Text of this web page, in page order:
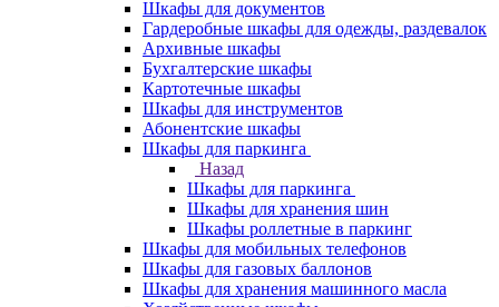
Шкафы для документов
Гардеробные шкафы для одежды, раздевалок
Архивные шкафы
Бухгалтерские шкафы
Картотечные шкафы
Шкафы для инструментов
Абонентские шкафы
Шкафы для паркинга
Назад
Шкафы для паркинга
Шкафы для хранения шин
Шкафы роллетные в паркинг
Шкафы для мобильных телефонов
Шкафы для газовых баллонов
Шкафы для хранения машинного масла